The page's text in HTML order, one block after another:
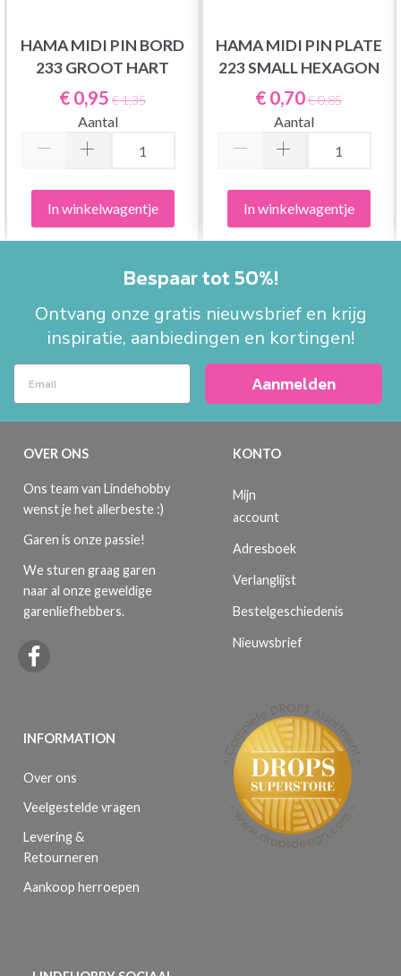
HAMA MIDI PIN BORD
233 GROOT HART
€ 0,95 € 1,35
Aantal
In winkelwagentje
HAMA MIDI PIN PLATE
223 SMALL HEXAGON
€ 0,70€ 0,85
Aantal
In winkelwagentje
Bespaar tot 50%!
Ontvang onze gratis nieuwsbrief en krijg
inspiratie, aanbiedingen en kortingen!
Aanmelden
OVER ONS
Ons team van Lindehobby
wenst je het allerbeste :)
Garen is onze passie!
We sturen graag garen
naar al onze geweldige
garenliefhebbers.
INFORMATION
Over ons
Veelgestelde vragen
Levering &
Retourneren
Aankoop herroepen
KONTO
Mijn
account
Adresboek
Verlanglijst
Bestelgeschiedenis
Nieuwsbrief